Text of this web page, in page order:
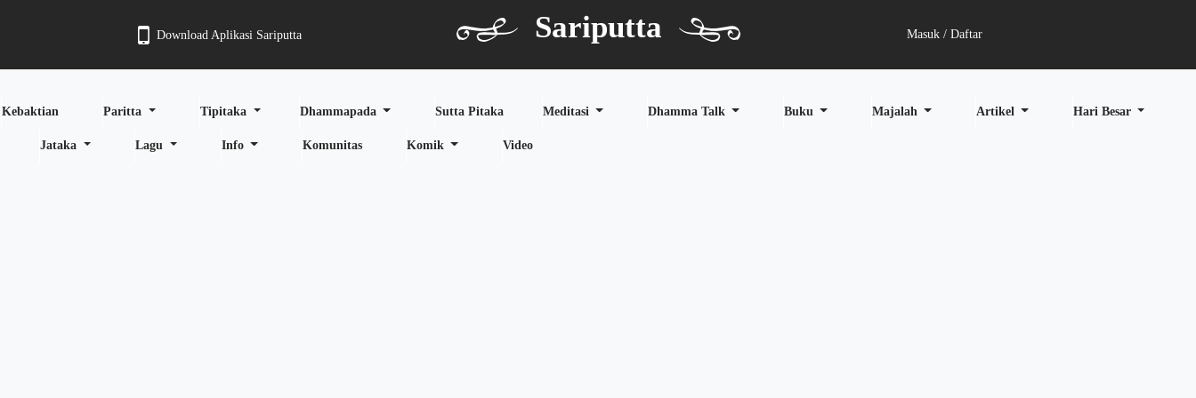
Download Aplikasi Sariputta Sariputta Masuk / Daftar
Kebaktian Paritta Tipitaka Dhammapada Sutta Pitaka Meditasi Dhamma Talk Buku Majalah Artikel Hari Besar
Jataka Lagu Info Komunitas Komik Video